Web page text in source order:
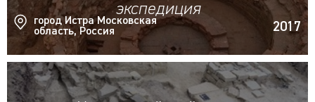
экспедиция
город Истра Московская
область, Россия
2017